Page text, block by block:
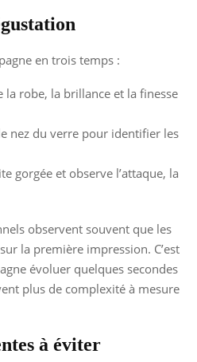
en trois temps :
la robe, la brillance et la finesse
nez du verre pour identifier les
gorgée et observe l’attaque, la
observent souvent que les
la première impression. C’est
évoluer quelques secondes
plus de complexité à mesure
à éviter